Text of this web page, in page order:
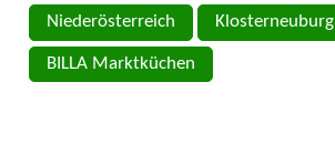
Niederösterreich Klosterneuburg
BILLA Marktküchen